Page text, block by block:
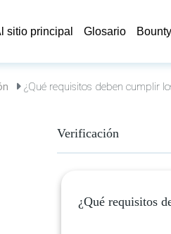
sitio principal Glosario Bounty
¿Qué requisitos deben cumplir
Verificación
¿Qué requisitos